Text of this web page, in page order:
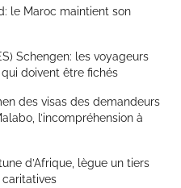
le Maroc maintient son
Schengen: les voyageurs
doivent être fichés
des visas des demandeurs
l’incompréhension à
d’Afrique, lègue un tiers